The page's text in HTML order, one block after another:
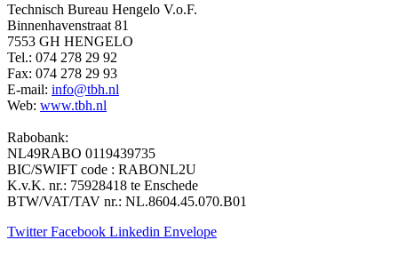
Technisch Bureau Hengelo V.o.F.
Binnenhavenstraat 81
7553 GH HENGELO
Tel.: 074 278 29 92
Fax: 074 278 29 93
E-mail: info@tbh.nl
Web: www.tbh.nl
Rabobank:
NL49RABO 0119439735
BIC/SWIFT code : RABONL2U
K.v.K. nr.: 75928418 te Enschede
BTW/VAT/TAV nr.: NL.8604.45.070.B01
Twitter Facebook Linkedin Envelope